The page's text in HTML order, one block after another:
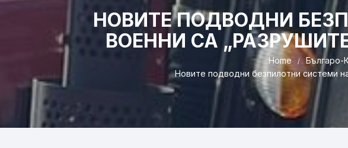
НОВИТЕ ПОДВОДНИ
ВОЕННИ СА
Home
Българо-
Новите подводни безпилотни системи